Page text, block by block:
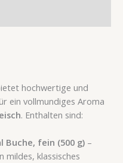
hochwertige und
ein vollmundiges Aroma
. Enthalten sind:
Buche, fein (500 g)–
mildes, klassisches